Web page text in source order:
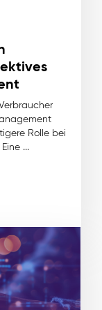
Rolle bei
...